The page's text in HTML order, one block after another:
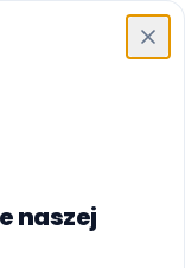
naszej